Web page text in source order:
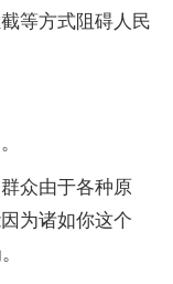
等方式阻碍人民
众由于各种原
为诸如你这个